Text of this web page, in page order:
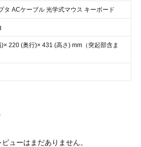
タ ACケーブル 光学式マウス キーボード
220 (奥行)× 431 (高さ) mm（突起部含ま
ューはまだありません。